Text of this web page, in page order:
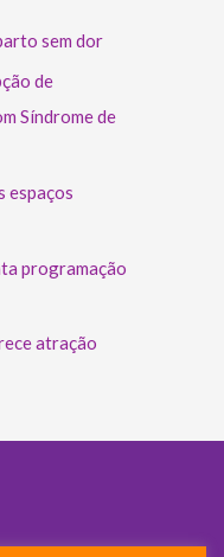
sem dor
de
Síndrome de
espaços
programação
atração